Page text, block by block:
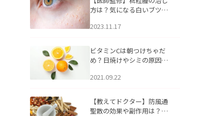
方は？気になる白いブツブ
アについて
2023.11.17
ビタミンCは朝つけちゃだ
め？日焼けやシミの原因に
2021.09.22
【教えてドクター】防風通
聖散の効果や副作用は？長